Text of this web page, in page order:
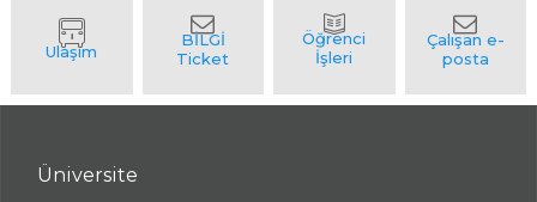
Üniversite